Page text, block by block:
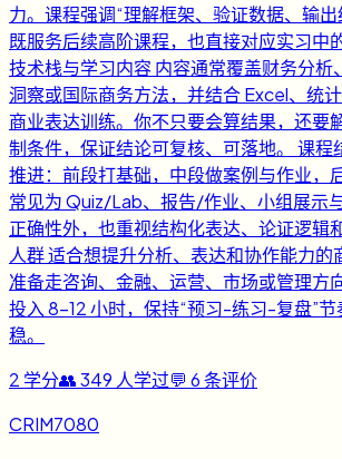
力。课程强调“理解框架、验证数据、输出
既服务后续高阶课程，也直接对应实习中
技术栈与学习内容 内容通常覆盖财务分析
洞察或国际商务方法，并结合 Excel、统
商业表达训练。你不只要会算结果，还要
制条件，保证结论可复核、可落地。 课程
推进：前段打基础，中段做案例与作业，
常见为 Quiz/Lab、报告/作业、小组展示
正确性外，也重视结构化表达、论证逻辑
人群 适合想提升分析、表达和协作能力的
准备走咨询、金融、运营、市场或管理方
投入 8-12 小时，保持“预习-练习-复盘”
稳。
2 学分👥349 人学过💬 6条评价
CRIM7080